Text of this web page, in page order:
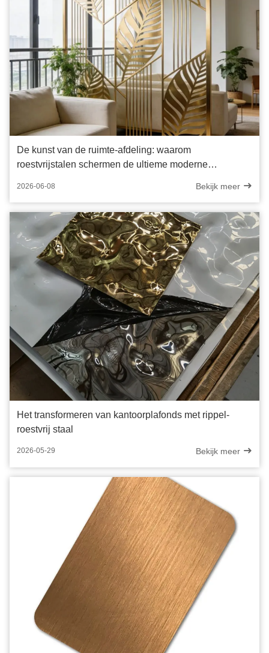
De kunst van de ruimte-afdeling: waarom
roestvrijstalen schermen de ultieme moderne
2026-06-08 Bekijk meer
Het transformeren van kantoorplafonds met rippel-
roestvrij staal
2026-05-29 Bekijk meer